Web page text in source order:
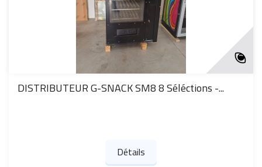
DISTRIBUTEUR G-SNACK SM8 8 Séléctions -...
Détails